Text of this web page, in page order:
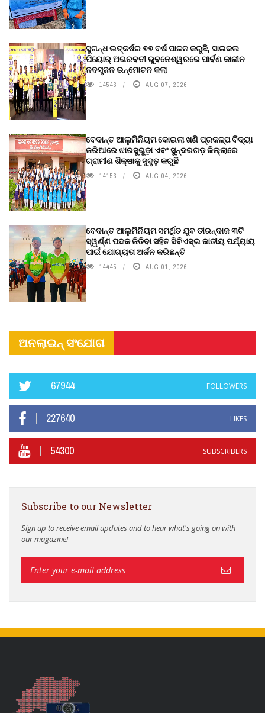
ସୁଗନ୍ଧ ଉତ୍କର୍ଷର ୭୭ ବର୍ଷ ପାଳନ କରୁଛି, ସାଇକଲ
ପିୟୋର୍‌ ଅଗରବତୀ ଭୁବନେଶ୍ୱରରେ ପାର୍ବଣ କାଳୀନ
ନବସୃଜନ ଉନ୍ମୋଚନ କଲା
14543 AUG 07, 2026
ବେଦାନ୍ତ ଆଲୁମିନିୟମ କୋଇଲା ଖଣି ପ୍ରକଳ୍ପ ବିଦ୍ୟା
ଜରିଆରେ ଝାରସୁଗୁଡ଼ା ଏବଂ ସୁନ୍ଦରଗଡ଼ ଜିଲ୍ଲାରେ
ଗ୍ରାମୀଣ ଶିକ୍ଷାକୁ ସୁଦୃଢ଼ କରୁଛି
14153 AUG 04, 2026
ବେଦାନ୍ତ ଆଲୁମିନିୟମ ସମର୍ଥିତ ଯୁବ ତୀରନ୍ଦାଜ ୩ଟି
ସ୍ୱର୍ଣ୍ଣ ପଦକ ଜିତିବା ସହିତ ସିବିଏସ୍ଇ ଜାତୀୟ ପର୍ଯ୍ୟାୟ
ପାଇଁ ଯୋଗ୍ୟତା ଅର୍ଜନ କରିଛନ୍ତି
14445 AUG 01, 2026
ଅନଲାଇନ୍ ସଂଯୋଗ
67944 FOLLOWERS
227640 LIKES
54300 SUBSCRIBERS
Subscribe to our Newsletter
Sign up to receive email updates and to hear what's going on with
our magazine!